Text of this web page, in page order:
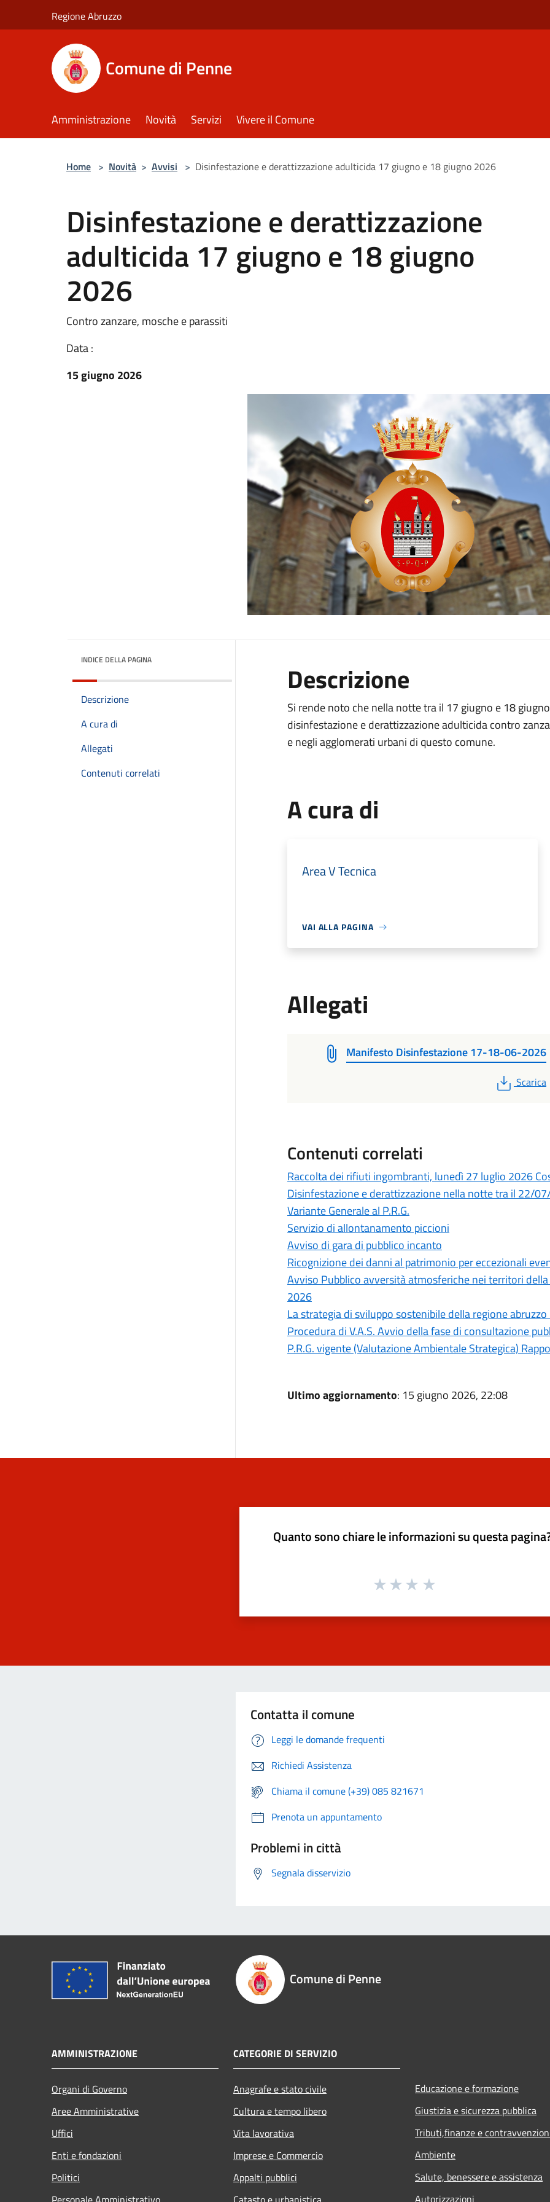
Regione Abruzzo
Comune di Penne
Amministrazione Novità Servizi Vivere il Comune
Home > Novità > Avvisi > Disinfestazione e derattizzazione adulticida 17 giugno e 18 giugno 2026
Disinfestazione e derattizzazione
adulticida 17 giugno e 18 giugno
2026
Contro zanzare, mosche e parassiti
Data :
15 giugno 2026
INDICE DELLA PAGINA
Descrizione
A cura di
Allegati
Contenuti correlati
Descrizione
Si rende noto che nella notte tra il 17 giugno e 18
disinfestazione e derattizzazione adulticida contro
e negli agglomerati urbani di questo comune.
A cura di
Area V Tecnica
VAI ALLA PAGINA
Allegati
Manifesto Disinfestazione 17-18-06-2026
PDF
Scarica
Contenuti correlati
Raccolta dei rifiuti ingombranti, lunedì 27 luglio 2026
Disinfestazione e derattizzazione nella notte tra il 22/
Variante Generale al P.R.G.
Servizio di allontanamento piccioni
Avviso di gara di pubblico incanto
Ricognizione dei danni al patrimonio per eccezionali
Avviso Pubblico avversità atmosferiche nei territori
2026
La strategia di sviluppo sostenibile della regione
Procedura di V.A.S. Avvio della fase di consultazione
P.R.G. vigente (Valutazione Ambientale Strategica)
Ultimo aggiornamento: 15 giugno 2026, 22:08
Quanto sono chiare le informazioni su questa
Contatta il comune
Leggi le domande frequenti
Richiedi Assistenza
Chiama il comune (+39) 085 821671
Prenota un appuntamento
Problemi in città
Segnala disservizio
Comune di Penne
AMMINISTRAZIONE
Organi di Governo
Aree Amministrative
Uffici
Enti e fondazioni
Politici
CATEGORIE DI SERVIZIO
Anagrafe e stato civile
Cultura e tempo libero
Vita lavorativa
Imprese e Commercio
Appalti pubblici
Educazione e formazione
Giustizia e sicurezza pubblica
Tributi,finanze e
Ambiente
Salute, benessere e assistenza
Autorizzazioni